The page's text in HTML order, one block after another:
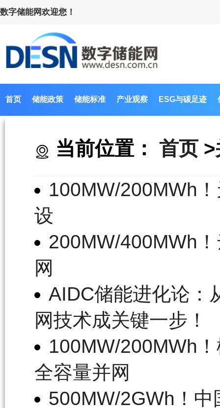
数字储能网欢迎您！
首页 储能政策 储能标准 产业观察 ESG与碳足迹
当前位置： 首页 >
100MW/200MWh
设
200MW/400MWh
网
AIDC储能进化论：
网技术成关键一步！
100MW/200MWh
全容量并网
500MW/2GWh！中